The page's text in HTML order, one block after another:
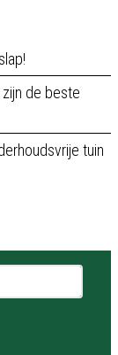
de beste
tuin